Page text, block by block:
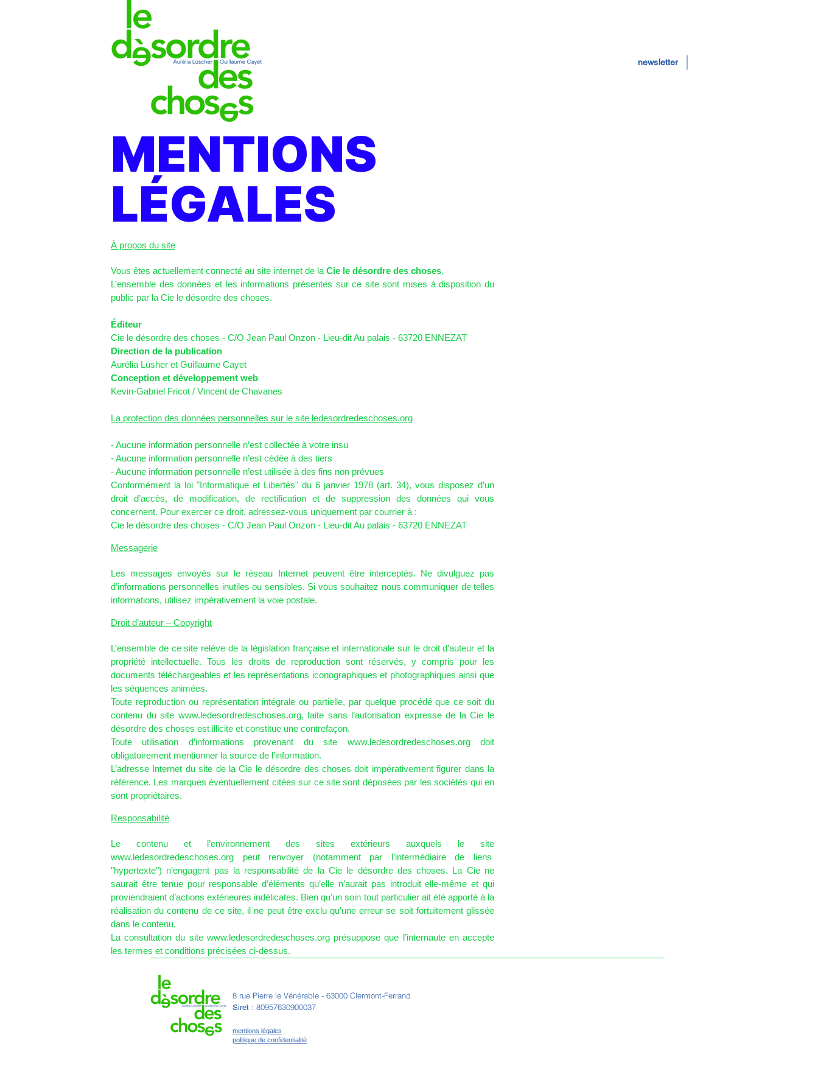
newsletter
MENTIONS
LÉGALES
À propos du site
Vous êtes actuellement connecté au site internet de la Cie le désordre des choses.
L’ensemble des données et les informations présentes sur ce site sont mises à disposition du
public par la Cie le désordre des choses.
Éditeur
Cie le désordre des choses - C/O Jean Paul Onzon - Lieu-dit Au palais - 63720 ENNEZAT
Direction de la publication
Aurélia Lüsher et Guillaume Cayet
Conception et développement web
Kevin-Gabriel Fricot / Vincent de Chavanes
La protection des données personnelles sur le site ledesordredeschoses.org
- Aucune information personnelle n’est collectée à votre insu
- Aucune information personnelle n’est cédée à des tiers
- Aucune information personnelle n’est utilisée à des fins non prévues
Conformément la loi "Informatique et Libertés" du 6 janvier 1978 (art. 34), vous disposez d’un
droit d’accès, de modification, de rectification et de suppression des données qui vous
concernent. Pour exercer ce droit, adressez-vous uniquement par courrier à :
Cie le désordre des choses - C/O Jean Paul Onzon - Lieu-dit Au palais - 63720 ENNEZAT
Messagerie
Les messages envoyés sur le réseau Internet peuvent être interceptés. Ne divulguez pas
d’informations personnelles inutiles ou sensibles. Si vous souhaitez nous communiquer de telles
informations, utilisez impérativement la voie postale.
Droit d’auteur – Copyright
L’ensemble de ce site relève de la législation française et internationale sur le droit d’auteur et la
propriété intellectuelle. Tous les droits de reproduction sont réservés, y compris pour les
documents téléchargeables et les représentations iconographiques et photographiques ainsi que
les séquences animées.
Toute reproduction ou représentation intégrale ou partielle, par quelque procédé que ce soit du
contenu du site www.ledesordredeschoses.org, faite sans l’autorisation expresse de la Cie le
désordre des choses est illicite et constitue une contrefaçon.
Toute utilisation d’informations provenant du site www.ledesordredeschoses.org doit
obligatoirement mentionner la source de l’information.
L’adresse Internet du site de la Cie le désordre des choses doit impérativement figurer dans la
référence. Les marques éventuellement citées sur ce site sont déposées par les sociétés qui en
sont propriétaires.
Responsabilité
Le contenu et l’environnement des sites extérieurs auxquels le site
www.ledesordredeschoses.org peut renvoyer (notamment par l’intermédiaire de liens
"hypertexte") n’engagent pas la responsabilité de la Cie le désordre des choses. La Cie ne
saurait être tenue pour responsable d’éléments qu’elle n’aurait pas introduit elle-même et qui
proviendraient d’actions extérieures indélicates. Bien qu’un soin tout particulier ait été apporté à la
réalisation du contenu de ce site, il ne peut être exclu qu’une erreur se soit fortuitement glissée
dans le contenu.
La consultation du site www.ledesordredeschoses.org présuppose que l’internaute en accepte
les termes et conditions précisées ci-dessus.
8 rue Pierre le Vénérable - 63000 Clermont-Ferrand
Siret : 80957630900037
mentions légales
politique de confidentialité